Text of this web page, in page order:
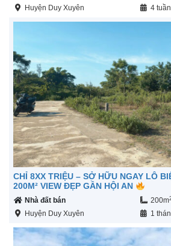
Huyện Duy Xuyên 4
CHỈ 8XX TRIỆU – SỞ HỮU NGAY LÔ
200M² VIEW ĐẸP GẦN HỘI AN
Nhà đất bán 200m
Huyện Duy Xuyên 1